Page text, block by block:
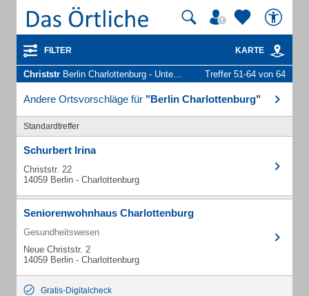
FILTER KARTE
Christstr Berlin Charlottenburg - Unternehmen und Personen Treffer 51-64 von 64
Andere Ortsvorschläge für "Berlin Charlottenburg"
Standardtreffer
Schurbert Irina
Christstr. 22
14059 Berlin - Charlottenburg
Seniorenwohnhaus Charlottenburg
Gesundheitswesen
Neue Christstr. 2
14059 Berlin - Charlottenburg
Gratis-Digitalcheck